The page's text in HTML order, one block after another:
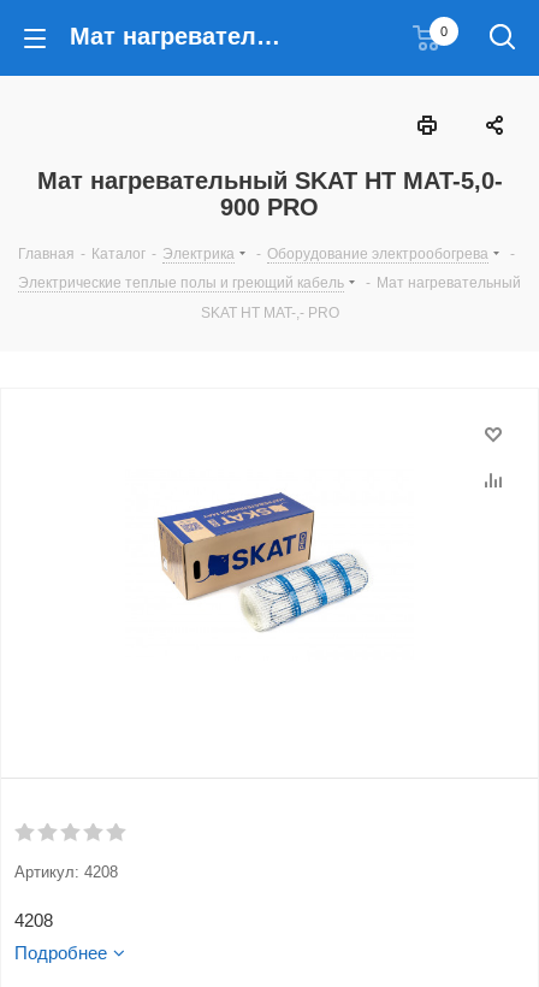
Мат нагревательный SKAT HT MAT-5,0-900 PRO 0
Мат нагревательный SKAT HT MAT-5,0-
900 PRO
Главная - Каталог - Электрика - Оборудование электрообогрева
-
Электрические теплые полы и греющий кабель
- Мат нагревательный
SKAT HT MAT-,- PRO
Артикул: 4208
4208
Подробнее